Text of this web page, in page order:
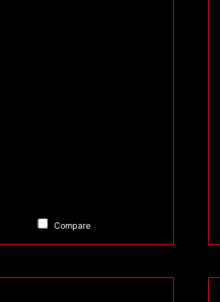
Compare